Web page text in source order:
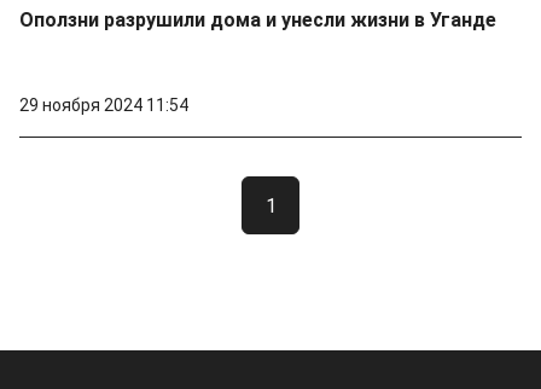
Оползни разрушили дома и унесли жизни в Уганде
29 ноября 2024 11:54
1